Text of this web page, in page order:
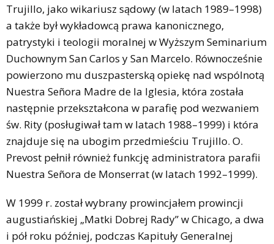
Trujillo, jako wikariusz sądowy (w latach 1989–1998)
a także był wykładowcą prawa kanonicznego,
patrystyki i teologii moralnej w Wyższym Seminarium
Duchownym San Carlos y San Marcelo. Równocześnie
powierzono mu duszpasterską opiekę nad wspólnotą
Nuestra Señora Madre de la Iglesia, która została
następnie przekształcona w parafię pod wezwaniem
św. Rity (posługiwał tam w latach 1988–1999) i która
znajduje się na ubogim przedmieściu Trujillo. O.
Prevost pełnił również funkcję administratora parafii
Nuestra Señora de Monserrat (w latach 1992–1999).
W 1999 r. został wybrany prowincjałem prowincji
augustiańskiej „Matki Dobrej Rady” w Chicago, a dwa
i pół roku później, podczas Kapituły Generalnej